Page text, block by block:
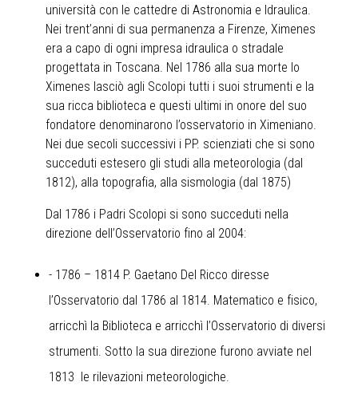
università con le cattedre di Astronomia e Idraulica.
Nei trent’anni di sua permanenza a Firenze, Ximenes
era a capo di ogni impresa idraulica o stradale
progettata in Toscana. Nel 1786 alla sua morte lo
Ximenes lasciò agli Scolopi tutti i suoi strumenti e la
sua ricca biblioteca e questi ultimi in onore del suo
fondatore denominarono l’osservatorio in Ximeniano.
Nei due secoli successivi i PP. scienziati che si sono
succeduti estesero gli studi alla meteorologia (dal
1812), alla topografia, alla sismologia (dal 1875)
Dal 1786 i Padri Scolopi si sono succeduti nella
direzione dell’Osservatorio fino al 2004:
- 1786 – 1814 P. Gaetano Del Ricco diresse
l’Osservatorio dal 1786 al 1814. Matematico e fisico,
arricchì la Biblioteca e arricchì l’Osservatorio di diversi
strumenti. Sotto la sua direzione furono avviate nel
1813 le rilevazioni meteorologiche.